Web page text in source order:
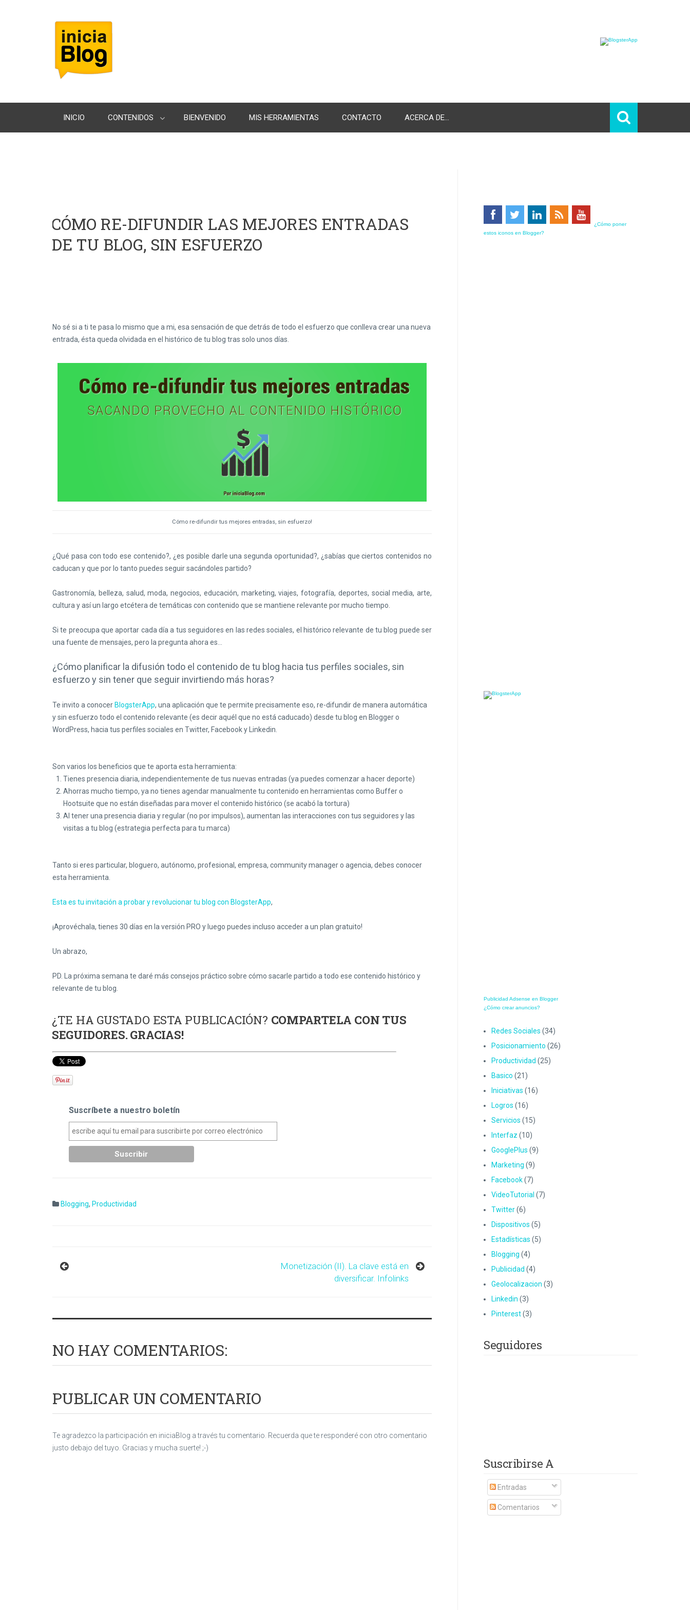
INICIO CONTENIDOS BIENVENIDO MIS HERRAMIENTAS CONTACTO ACERCA DE...
CÓMO RE-DIFUNDIR LAS MEJORES ENTRADAS
DE TU BLOG, SIN ESFUERZO
No sé si a ti te pasa lo mismo que a mi, esa sensación de que detrás de todo el esfuerzo que conlleva crear una nueva
entrada, ésta queda olvidada en el histórico de tu blog tras solo unos días.
Cómo re-difundir tus mejores entradas, sin esfuerzo!
¿Qué pasa con todo ese contenido?, ¿es posible darle una segunda oportunidad?, ¿sabías que ciertos contenidos no
caducan y que por lo tanto puedes seguir sacándoles partido?
Gastronomía, belleza, salud, moda, negocios, educación, marketing, viajes, fotografía, deportes, social media, arte,
cultura y así un largo etcétera de temáticas con contenido que se mantiene relevante por mucho tiempo.
Si te preocupa que aportar cada día a tus seguidores en las redes sociales, el histórico relevante de tu blog puede ser
una fuente de mensajes, pero la pregunta ahora es...
¿Cómo planificar la difusión todo el contenido de tu blog hacia tus perfiles sociales, sin
esfuerzo y sin tener que seguir invirtiendo más horas?
Te invito a conocer BlogsterApp, una aplicación que te permite precisamente eso, re-difundir de manera automática
y sin esfuerzo todo el contenido relevante (es decir aquél que no está caducado) desde tu blog en Blogger o
WordPress, hacia tus perfiles sociales en Twitter, Facebook y Linkedin.
Son varios los beneficios que te aporta esta herramienta:
Tienes presencia diaria, independientemente de tus nuevas entradas (ya puedes comenzar a hacer deporte)
Ahorras mucho tiempo, ya no tienes agendar manualmente tu contenido en herramientas como Buffer o
Hootsuite que no están diseñadas para mover el contenido histórico (se acabó la tortura)
Al tener una presencia diaria y regular (no por impulsos), aumentan las interacciones con tus seguidores y las
visitas a tu blog (estrategia perfecta para tu marca)
Tanto si eres particular, bloguero, autónomo, profesional, empresa, community manager o agencia, debes conocer
esta herramienta.
Esta es tu invitación a probar y revolucionar tu blog con BlogsterApp,
¡Aprovéchala, tienes 30 días en la versión PRO y luego puedes incluso acceder a un plan gratuito!
Un abrazo,
PD. La próxima semana te daré más consejos práctico sobre cómo sacarle partido a todo ese contenido histórico y
relevante de tu blog.
¿TE HA GUSTADO ESTA PUBLICACIÓN? COMPARTELA CON TUS
SEGUIDORES. GRACIAS!
Suscríbete a nuestro boletín
Blogging, Productividad
Monetización (II). La clave está en
diversificar. Infolinks
NO HAY COMENTARIOS:
PUBLICAR UN COMENTARIO
Te agradezco la participación en iniciaBlog a través tu comentario. Recuerda que te responderé con otro comentario
justo debajo del tuyo. Gracias y mucha suerte! ;-)
¿Cómo poner
estos iconos en Blogger?
Publicidad Adsense en Blogger
¿Cómo crear anuncios?
Redes Sociales (34)
Posicionamiento (26)
Productividad (25)
Basico (21)
Iniciativas (16)
Logros (16)
Servicios (15)
Interfaz (10)
GooglePlus (9)
Marketing (9)
Facebook(7)
VideoTutorial (7)
Twitter(6)
Dispositivos (5)
Estadísticas (5)
Blogging (4)
Publicidad (4)
Geolocalizacion (3)
Linkedin (3)
Pinterest(3)
Seguidores
Suscribirse A
Entradas
Comentarios